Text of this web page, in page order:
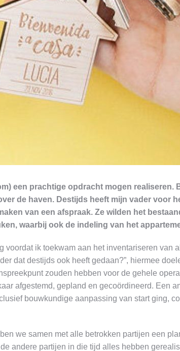
een prachtige opdracht mogen
de haven. Destijds heeft mijn vader voor
van een afspraak. Ze wilden het
waarbij ook de indeling van het
voordat ik toekwam aan het inventariseren
dat destijds ook heeft gedaan?”, hiermee
zouden hebben voor de gehele
afgestemd, gepland en gecoördineerd. Een
bouwkundige aanpassing van start ging,
we samen met alle betrokken partijen een
andere partijen in die tijd alles hebben